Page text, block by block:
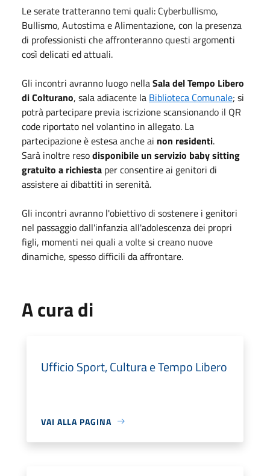
Le serate tratteranno temi quali: Cyberbullismo,
Bullismo, Autostima e Alimentazione, con la presenza
di professionisti che affronteranno questi argomenti
così delicati ed attuali.
Gli incontri avranno luogo nellaSala del Tempo Libero
di Colturano, sala adiacente la Biblioteca Comunale; si
potrà partecipare previa iscrizione scansionando il QR
code riportato nel volantino in allegato. La
partecipazione è estesa anche ai non residenti.
Sarà inoltre resodisponibile un servizio baby sitting
gratuito a richiesta per consentire ai genitori di
assistere ai dibattiti in serenità.
Gli incontri avranno l'obiettivo di sostenere i genitori
nel passaggio dall'infanzia all'adolescenza dei propri
figli, momenti nei quali a volte si creano nuove
dinamiche, spesso difficili da affrontare.
A cura di
Ufficio Sport, Cultura e Tempo Libero
VAI ALLA PAGINA